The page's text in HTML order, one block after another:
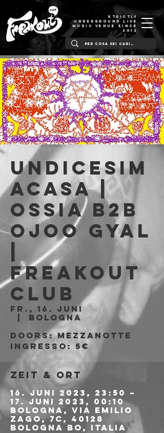
STRICTLY
UNDERGROUND LIVE
MUSIC VENUE SINCE
2012
Undicesim
acasa |
OSSIA b2b
OJOO GYAL
Freakout
Club
Fr., 16. Juni
Bologna
Doors: mezzanotte
Ingresso: 5€
Zeit & Ort
16. Juni 2023, 23:50 –
17. Juni 2023, 00:10
Bologna, Via Emilio
Zago, 7c, 40128
Bologna BO, Italia